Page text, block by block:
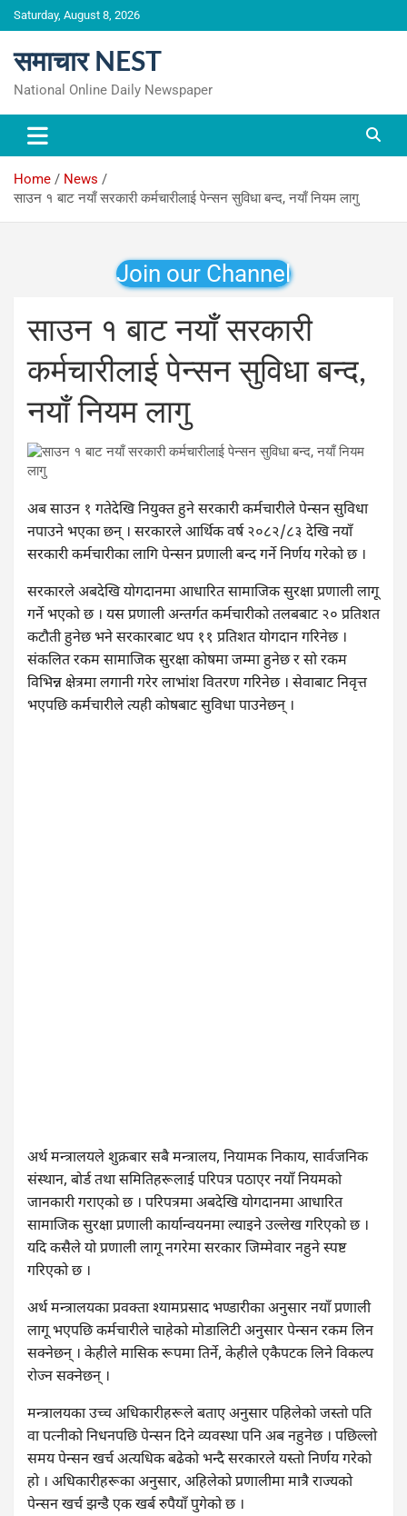
Skip
to
Saturday, August 8, 2026
समाचार NEST
National Online Daily Newspaper
Home
News
साउन १ बाट नयाँ सरकारी कर्मचारीलाई पेन्सन सुविधा बन्द, नयाँ नियम लागु
Join our Channel
साउन १ बाट नयाँ सरकारी
कर्मचारीलाई पेन्सन सुविधा बन्द,
नयाँ नियम लागु
अब साउन १ गतेदेखि नियुक्त हुने सरकारी कर्मचारीले पेन्सन सुविधा
नपाउने भएका छन् । सरकारले आर्थिक वर्ष २०८२/८३ देखि नयाँ
सरकारी कर्मचारीका लागि पेन्सन प्रणाली बन्द गर्ने निर्णय गरेको छ ।
सरकारले अबदेखि योगदानमा आधारित सामाजिक सुरक्षा प्रणाली लागू
गर्ने भएको छ । यस प्रणाली अन्तर्गत कर्मचारीको तलबबाट २० प्रतिशत
कटौती हुनेछ भने सरकारबाट थप ११ प्रतिशत योगदान गरिनेछ ।
संकलित रकम सामाजिक सुरक्षा कोषमा जम्मा हुनेछ र सो रकम
विभिन्न क्षेत्रमा लगानी गरेर लाभांश वितरण गरिनेछ । सेवाबाट निवृत्त
भएपछि कर्मचारीले त्यही कोषबाट सुविधा पाउनेछन् ।
अर्थ मन्त्रालयले शुक्रबार सबै मन्त्रालय, नियामक निकाय, सार्वजनिक
संस्थान, बोर्ड तथा समितिहरूलाई परिपत्र पठाएर नयाँ नियमको
जानकारी गराएको छ । परिपत्रमा अबदेखि योगदानमा आधारित
सामाजिक सुरक्षा प्रणाली कार्यान्वयनमा ल्याइने उल्लेख गरिएको छ ।
यदि कसैले यो प्रणाली लागू नगरेमा सरकार जिम्मेवार नहुने स्पष्ट
गरिएको छ ।
अर्थ मन्त्रालयका प्रवक्ता श्यामप्रसाद भण्डारीका अनुसार नयाँ प्रणाली
लागू भएपछि कर्मचारीले चाहेको मोडालिटी अनुसार पेन्सन रकम लिन
सक्नेछन् । केहीले मासिक रूपमा तिर्ने, केहीले एकैपटक लिने विकल्प
रोज्न सक्नेछन् ।
मन्त्रालयका उच्च अधिकारीहरूले बताए अनुसार पहिलेको जस्तो पति
वा पत्नीको निधनपछि पेन्सन दिने व्यवस्था पनि अब नहुनेछ । पछिल्लो
समय पेन्सन खर्च अत्यधिक बढेको भन्दै सरकारले यस्तो निर्णय गरेको
हो । अधिकारीहरूका अनुसार, अहिलेको प्रणालीमा मात्रै राज्यको
पेन्सन खर्च झन्डै एक खर्ब रुपैयाँ पुगेको छ ।